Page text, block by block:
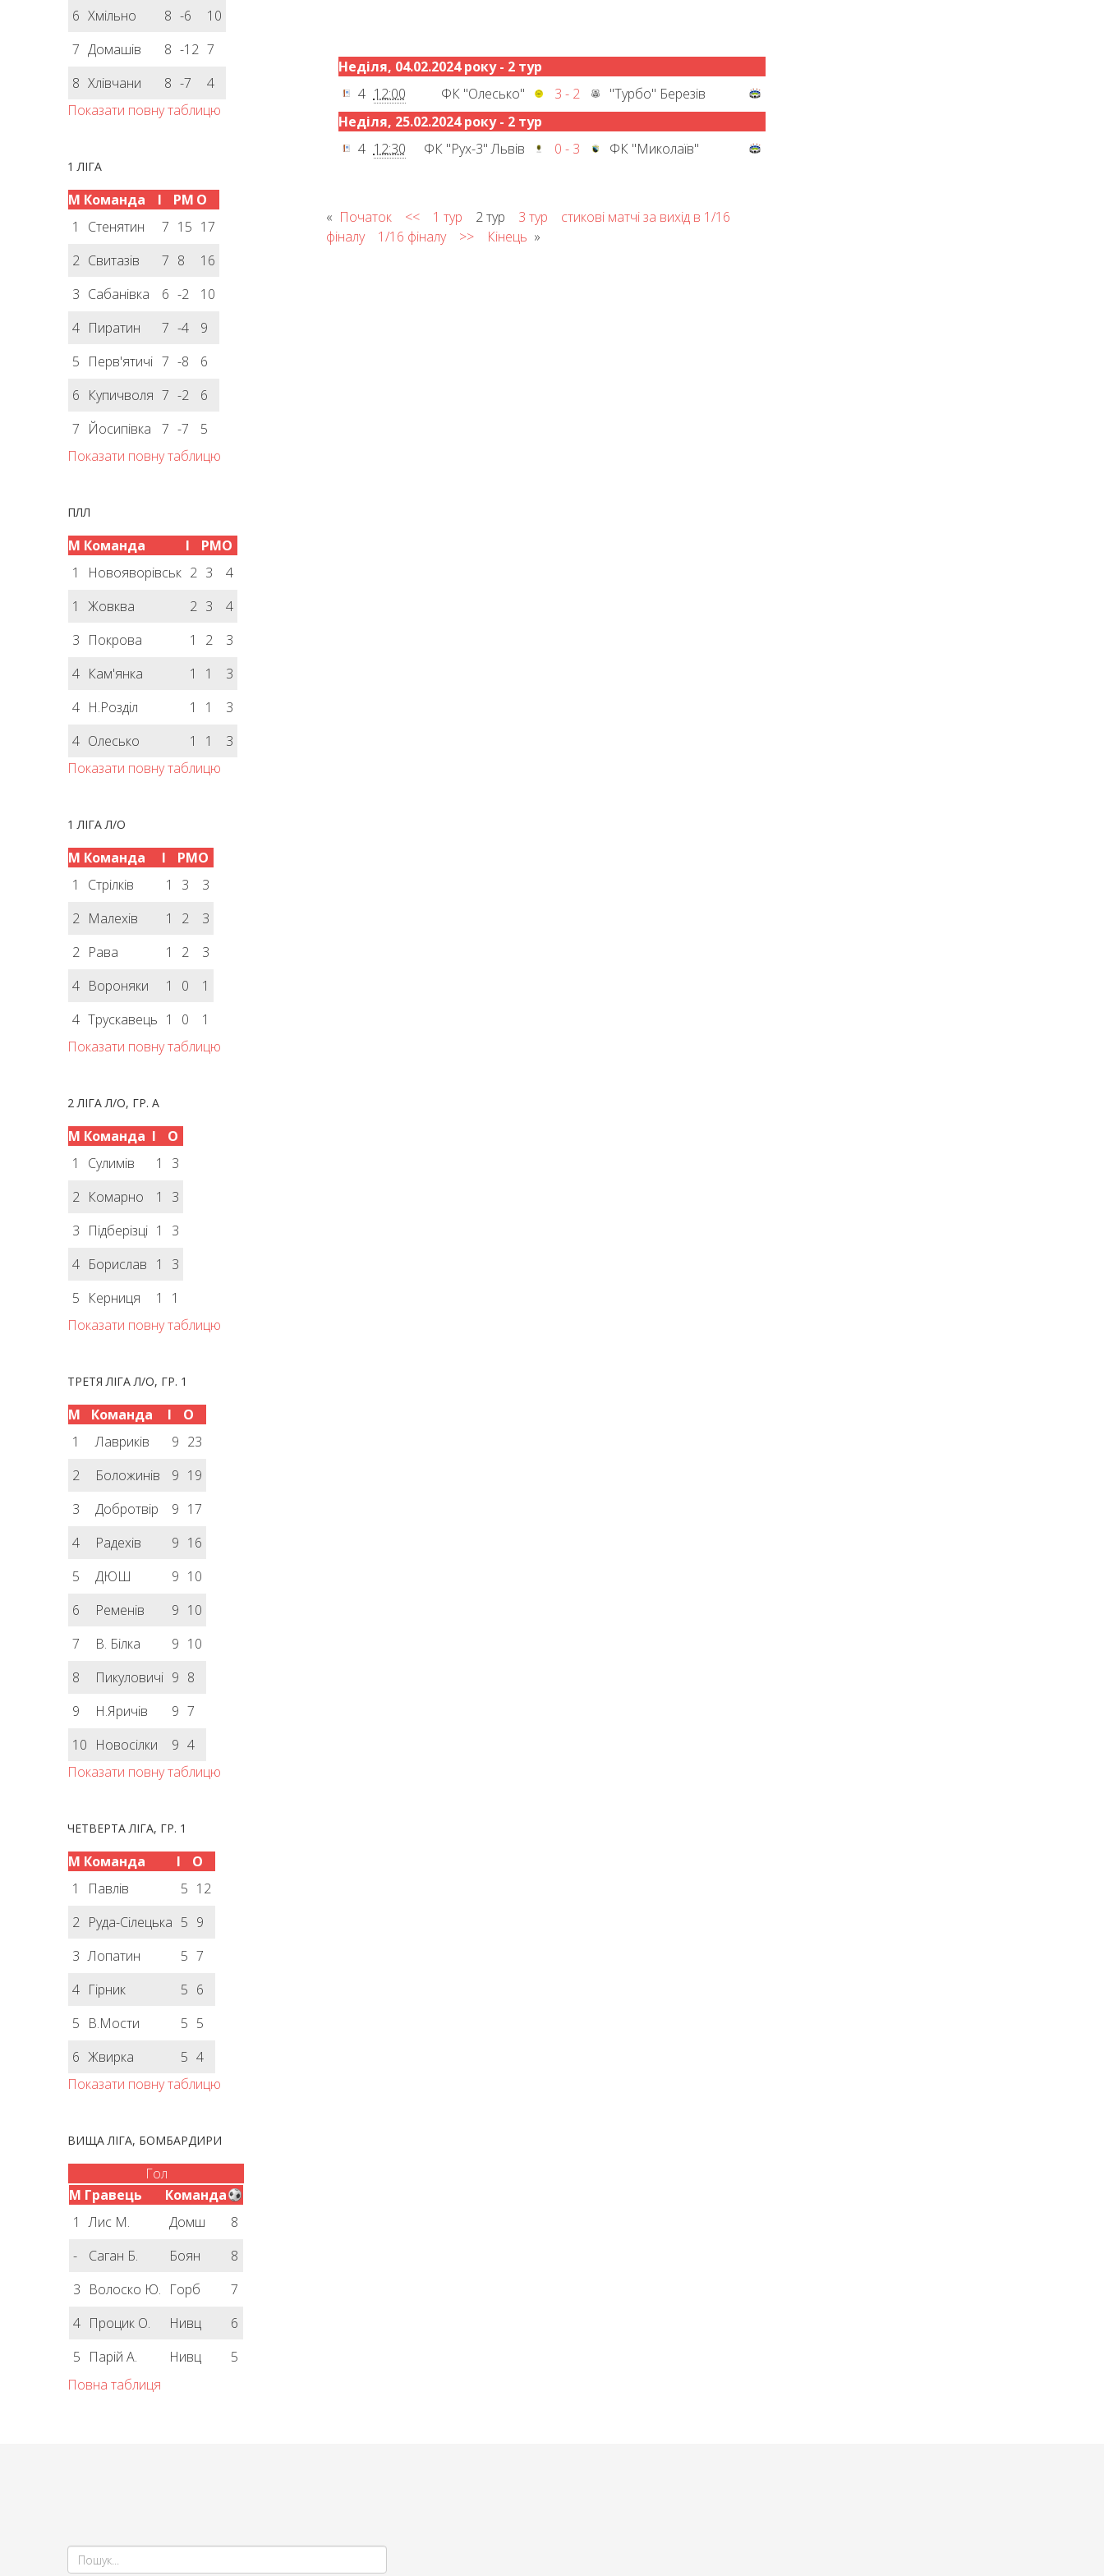
6 Хмільно 8 -6
10
7 Домашів 8 -12 7
8 Хлівчани 8 -7
4
Показати повну таблицю
1 ЛІГА
М Команда І РМ О
1
Стенятин 7 15 17
2 Свитазів 7 8
16
3 Сабанівка 6 -2
10
4 Пиратин 7 -4
9
5 Перв'ятичі 7 -8
6
6 Купичволя 7 -2
6
7 Йосипівка 7 -7
5
Показати повну таблицю
ПЛЛ
М Команда І РМО
1
Новояворівськ 2 3
4
1
Жовква 2 3
4
3 Покрова 1 2
3
4 Кам'янка 1 1
3
4 Н.Розділ 1 1
3
4 Олесько 1 1
3
Показати повну таблицю
1 ЛІГА Л/О
М Команда І РМО
1
Стрілків 1 3
3
2 Малехів 1 2
3
2 Рава 1 2
3
4 Вороняки 1 0
1
4 Трускавець 1 0
1
Показати повну таблицю
2 ЛІГА Л/О, ГР. А
М Команда І
О
1
Сулимів 1
3
2 Комарно 1
3
3 Підберізці 1
3
4 Борислав 1
3
5 Керниця 1
1
Показати повну таблицю
ТРЕТЯ ЛІГА Л/О, ГР. 1
М Команда І
О
1
Лавриків 9 23
2
Боложинів 9 19
3
Добротвір 9 17
4
Радехів 9 16
5
ДЮШ 9 10
6
Ременів 9 10
7
В. Білка 9 10
8
Пикуловичі 9 8
9
Н.Яричів 9 7
10 Новосілки 9 4
Показати повну таблицю
ЧЕТВЕРТА ЛІГА, ГР. 1
М Команда І
О
1
Павлів 5 12
2 Руда-Сілецька 5 9
3 Лопатин 5 7
4 Гірник 5 6
5 В.Мости 5 5
6 Жвирка 5 4
Показати повну таблицю
ВИЩА ЛІГА, БОМБАРДИРИ
Гол
М Гравець
Команда
1
Лис М. Домш
8
-
Саган Б. Боян
8
3 Волоско Ю. Горб
7
4 Процик О. Нивц
6
5 Парій А. Нивц
5
Повна таблиця
Неділя, 04.02.2024 року - 2 тур
4 12:00 ФК "Олесько" 3 - 2
"Турбо" Березів
Неділя, 25.02.2024 року - 2 тур
4 12:30 ФК "Рух-3" Львів 0 - 3 ФК "Миколаїв"
« Початок << 1 тур 2 тур 3 тур
стикові матчі за вихід в 1/16
фіналу
1/16 фіналу >> Кінець »